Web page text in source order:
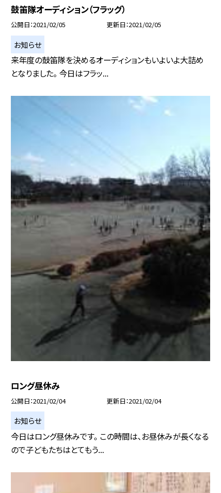
鼓笛隊オーディション（フラッグ）
公開日 2021/02/05 更新日 2021/02/05
お知らせ
来年度の鼓笛隊を決めるオーディションもいよいよ大詰め
となりました。 今日はフラッ...
ロング昼休み
公開日 2021/02/04 更新日 2021/02/04
お知らせ
今日はロング昼休みです。 この時間は、お昼休みが長くなる
ので子どもたちはとてもう...